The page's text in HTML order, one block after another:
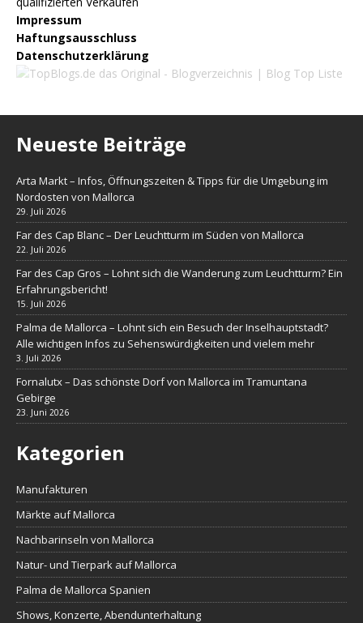
Impressum
Haftungsausschluss
Datenschutzerklärung
Neueste Beiträge
Arta Markt – Infos, Öffnungszeiten & Tipps für die Umgebung im
Nordosten von Mallorca
29. Juli 2026
Far des Cap Blanc – Der Leuchtturm im Süden von Mallorca
22. Juli 2026
Far des Cap Gros – Lohnt sich die Wanderung zum Leuchtturm? Ein
Erfahrungsbericht!
15. Juli 2026
Palma de Mallorca – Lohnt sich ein Besuch der Inselhauptstadt?
Alle wichtigen Infos zu Sehenswürdigkeiten und vielem mehr
3. Juli 2026
Fornalutx – Das schönste Dorf von Mallorca im Tramuntana
Gebirge
23. Juni 2026
Kategorien
Manufakturen
Märkte auf Mallorca
Nachbarinseln von Mallorca
Natur- und Tierpark auf Mallorca
Palma de Mallorca Spanien
Shows, Konzerte, Abendunterhaltung